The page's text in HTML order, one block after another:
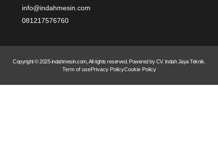
info@indahmesin.com
081217576760
Copyright © 2025 indahmesin.com, All rights reserved. Powered by CV. Indah Jaya Teknik.
Term of usePrivacy PolicyCookie Policy